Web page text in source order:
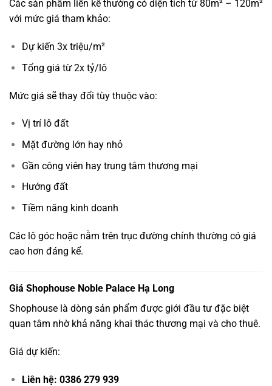
Các sản phẩm liền kề thường có diện tích từ 80m² – 120m²
với mức giá tham khảo:
Dự kiến 3x triệu/m²
Tổng giá từ 2x tỷ/lô
Mức giá sẽ thay đổi tùy thuộc vào:
Vị trí lô đất
Mặt đường lớn hay nhỏ
Gần công viên hay trung tâm thương mại
Hướng đất
Tiềm năng kinh doanh
Các lô góc hoặc nằm trên trục đường chính thường có giá
cao hơn đáng kể.
Giá Shophouse Noble Palace Hạ Long
Shophouse là dòng sản phẩm được giới đầu tư đặc biệt
quan tâm nhờ khả năng khai thác thương mại và cho thuê.
Giá dự kiến:
Liên hệ: 0386 279 939